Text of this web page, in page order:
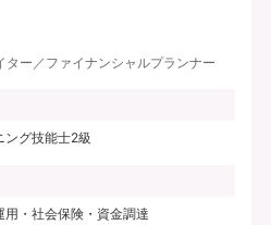
ター／ファイナンシャルプランナー
ング技能士2級
・社会保険・資金調達